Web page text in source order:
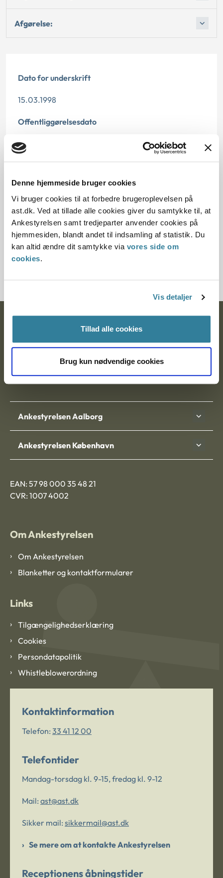
Denne hjemmeside bruger cookies
Vi bruger cookies til at forbedre brugeroplevelsen på
ast.dk. Ved at tillade alle cookies giver du samtykke til, at
Ankestyrelsen samt tredjeparter anvender cookies på
hjemmesiden, blandt andet til indsamling af statistik. Du
kan altid ændre dit samtykke via vores side om
cookies.
Vis detaljer
Tillad alle cookies
Brug kun nødvendige cookies
Afgørelse:
Dato for underskrift
15.03.1998
Offentliggørelsesdato
11.07.2013
da den ikke længere har vejledningsværdi.
Paragraf
§ 16 § 44
Journalnummer
Postadresse:
Nytorv 7, 2. sal
9000 Aalborg
Ankestyrelsen Aalborg
Ankestyrelsen København
EAN: 57 98 000 35 48 21
CVR: 1007 4002
Om Ankestyrelsen
Om Ankestyrelsen
Blanketter og kontaktformularer
Links
Tilgængelighedserklæring
Cookies
Persondatapolitik
Whistleblowerordning
Kontaktinformation
Telefon: 33 41 12 00
Telefontider
Mandag-torsdag kl. 9-15, fredag kl. 9-12
Mail: ast@ast.dk
Sikker mail: sikkermail@ast.dk
Se mere om at kontakte Ankestyrelsen
Receptionens åbningstider